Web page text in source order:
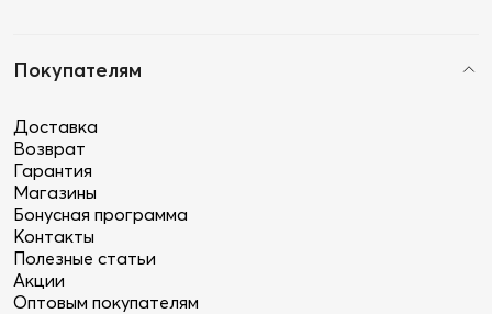
Покупателям
Доставка
Возврат
Гарантия
Магазины
Бонусная программа
Контакты
Полезные статьи
Акции
Оптовым покупателям